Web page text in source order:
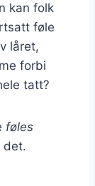
kan folk
føle
låret,
forbi
tatt?
føles
det.